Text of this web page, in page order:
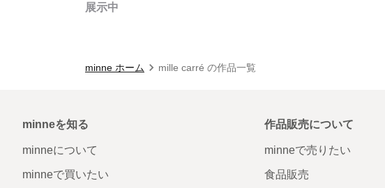
展示中
minne ホーム mille carré の作品一覧
minneを知る
minneについて
minneで買いたい
作品販売について
minneで売りたい
食品販売